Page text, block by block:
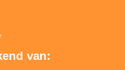
van: